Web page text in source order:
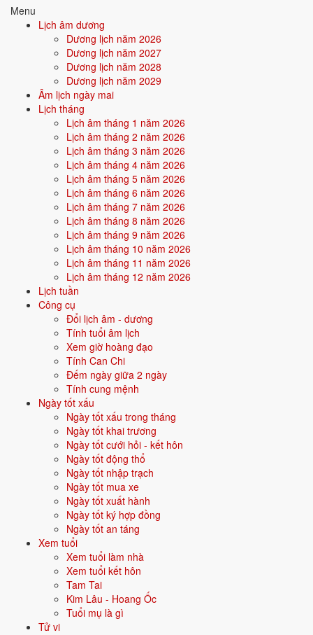
Menu
Lịch âm dương
Dương lịch năm 2026
Dương lịch năm 2027
Dương lịch năm 2028
Dương lịch năm 2029
Âm lịch ngày mai
Lịch tháng
Lịch âm tháng 1 năm 2026
Lịch âm tháng 2 năm 2026
Lịch âm tháng 3 năm 2026
Lịch âm tháng 4 năm 2026
Lịch âm tháng 5 năm 2026
Lịch âm tháng 6 năm 2026
Lịch âm tháng 7 năm 2026
Lịch âm tháng 8 năm 2026
Lịch âm tháng 9 năm 2026
Lịch âm tháng 10 năm 2026
Lịch âm tháng 11 năm 2026
Lịch âm tháng 12 năm 2026
Lịch tuần
Công cụ
Đổi lịch âm - dương
Tính tuổi âm lịch
Xem giờ hoàng đạo
Tính Can Chi
Đếm ngày giữa 2 ngày
Tính cung mệnh
Ngày tốt xấu
Ngày tốt xấu trong tháng
Ngày tốt khai trương
Ngày tốt cưới hỏi - kết hôn
Ngày tốt động thổ
Ngày tốt nhập trạch
Ngày tốt mua xe
Ngày tốt xuất hành
Ngày tốt ký hợp đồng
Ngày tốt an táng
Xem tuổi
Xem tuổi làm nhà
Xem tuổi kết hôn
Tam Tai
Kim Lâu - Hoang Ốc
Tuổi mụ là gì
Tử vi
Quan hệ Can × Chi (Thổ sinh Kim):
trường hỗ trợ bản thân. Người này dễ nhận được sự giúp đỡ từ ngoài,
gặp quý nhân.
Điểm mạnh:May mắn, được nâng đỡ, dễ thành công nhờ thiên
thời địa lợi.
Điểm cần lưu ý:
thuận lợi.
Bối cảnh vận khí khi sinh năm 1991
Người sinh năm1991rơi vào Vận 7 - Thất Xích Kim
trong chu kỳ Tam Nguyên Cửu Vận. Mệnh Thổ sinh trong Vận 7 Thất
Xích Kim (Kim) - thổ sinh kim: vận khí hỗ trợ bản mệnh, người này
được thời đại nuôi dưỡng và tỏa sáng trong các lĩnh vực tài chính, giao
Tính chất vận:Tài chính, giao thương - Vận mở cửa kinh tế - thị
trường, doanh nhân, dotcom.
Quan hệ mệnh × vận: Thổ sinh Kim.
Vận năm 2026 Bính Ngọ cho người sinh năm 1991
(Bính Ngọ), người tuổiMùi
thuộc nhómTrưởng thành. Quan hệ với Thái Tuế năm xem:
Năm hợp khí - hợp tác, tình cảm, hôn nhân thuận lợi.
Năm 2026 người sinh năm 1991 nên tập trung gì?
35 (Trưởng thành), người sinh năm 1991 nên ưu tiên các
Tình duyên - kết hôn
Mua nhà - mua xe
Đặt tên cho người sinh năm 1991 mệnh Thổ